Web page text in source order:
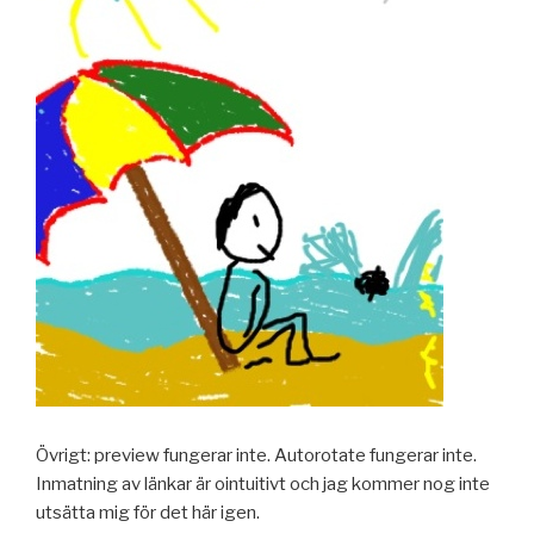
Övrigt: preview fungerar inte. Autorotate fungerar inte.
Inmatning av länkar är ointuitivt och jag kommer nog inte
utsätta mig för det här igen.